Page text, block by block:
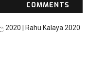
COMMENTS
| Rahu Kalaya 2020